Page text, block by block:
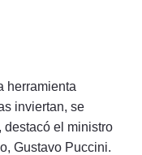
herramienta
inviertan, se
destacó el ministro
Gustavo Puccini.